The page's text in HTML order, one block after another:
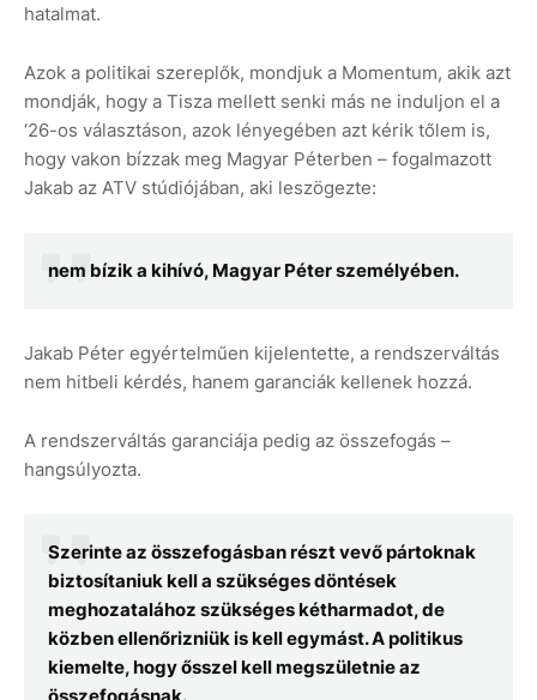
hatalmat.
Azok a politikai szereplők, mondjuk a Momentum, akik azt
mondják, hogy a Tisza mellett senki más ne induljon el a
‘26-os választáson, azok lényegében azt kérik tőlem is,
hogy vakon bízzak meg Magyar Péterben – fogalmazott
Jakab az ATV stúdiójában, aki leszögezte:
nem bízik a kihívó, Magyar Péter személyében.
Jakab Péter egyértelműen kijelentette, a rendszerváltás
nem hitbeli kérdés, hanem garanciák kellenek hozzá.
A rendszerváltás garanciája pedig az összefogás –
hangsúlyozta.
Szerinte az összefogásban részt vevő pártoknak
biztosítaniuk kell a szükséges döntések
meghozatalához szükséges kétharmadot, de
közben ellenőrizniük is kell egymást. A politikus
kiemelte, hogy ősszel kell megszületnie az
összefogásnak.